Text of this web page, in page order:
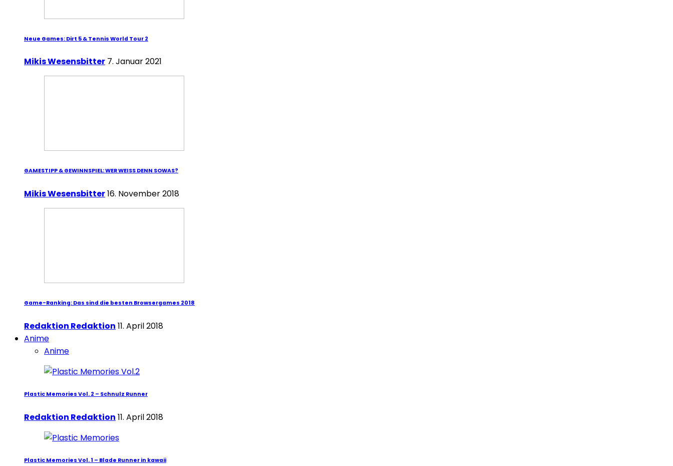
Neue Games: Dirt 5 & Tennis World Tour 2
Mikis Wesensbitter 7. Januar 2021
GAMESTIPP & GEWINNSPIEL: WER WEISS DENN SOWAS?
Mikis Wesensbitter16. November 2018
Game-Ranking: Das sind die besten Browsergames 2018
Redaktion Redaktion 11. April 2018
Anime
Anime
Plastic Memories Vol. 2 – Schnulz Runner
Redaktion Redaktion 11. April 2018
Plastic Memories Vol. 1 – Blade Runner in kawaii